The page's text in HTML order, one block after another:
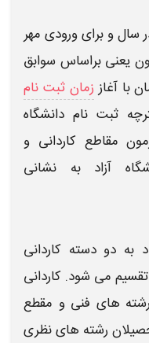
در سال و برای ورودی مهر
یعنی براساس سوابق
با آغاز زمان ثبت نام
ثبت نام دانشگاه
مقاطع کاردانی و
آزادبه نشانی
به دو دسته کاردانی
تقسیم می شود. کاردانی
رشته های فنی و مقطع
رشته های نظری